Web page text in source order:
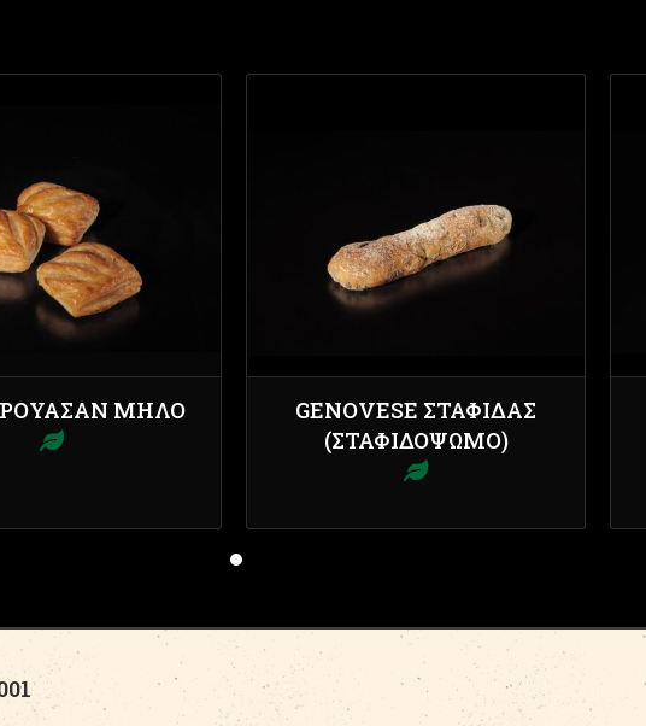
ΜΉΛΟ
GENOVESE ΣΤΑΦΊΔΑΣ
(ΣΤΑΦΙΔΌΨΩΜΟ)